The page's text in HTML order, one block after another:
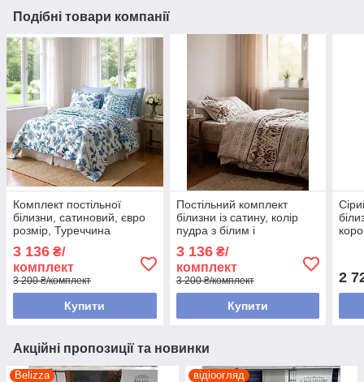
Подібні товари компанії
Комплект постільної
білизни, сатиновий, євро
розмір, Туреччина
3 136 ₴/
комплект
3 200 ₴/комплект
Купити
Постільний комплект
білизни із сатину, колір
пудра з білим і
Туреччина
3 136₴/
комплект
3 200 ₴/комплект
Купити
2
Акційні пропозиції та новинки
Belizza відіоогляд